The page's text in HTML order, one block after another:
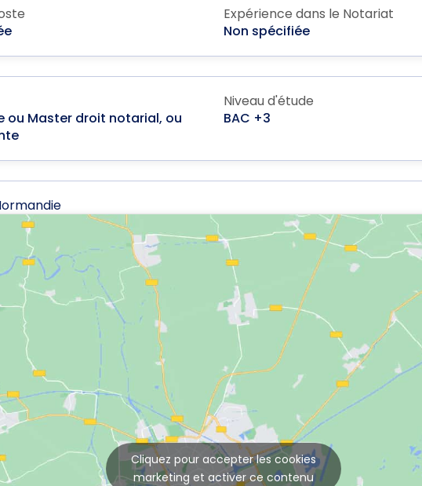
Expérience dans le Notariat
Non spécifiée
ou Master droit notarial, ou
Niveau d'étude
BAC +3
Cliquez pour accepter les cookies
marketing et activer ce contenu